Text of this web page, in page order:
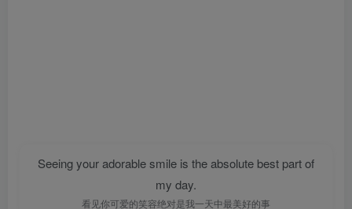
Seeing your adorable smile is the absolute best part of
my day.
看见你可爱的笑容绝对是我一天中最美好的事